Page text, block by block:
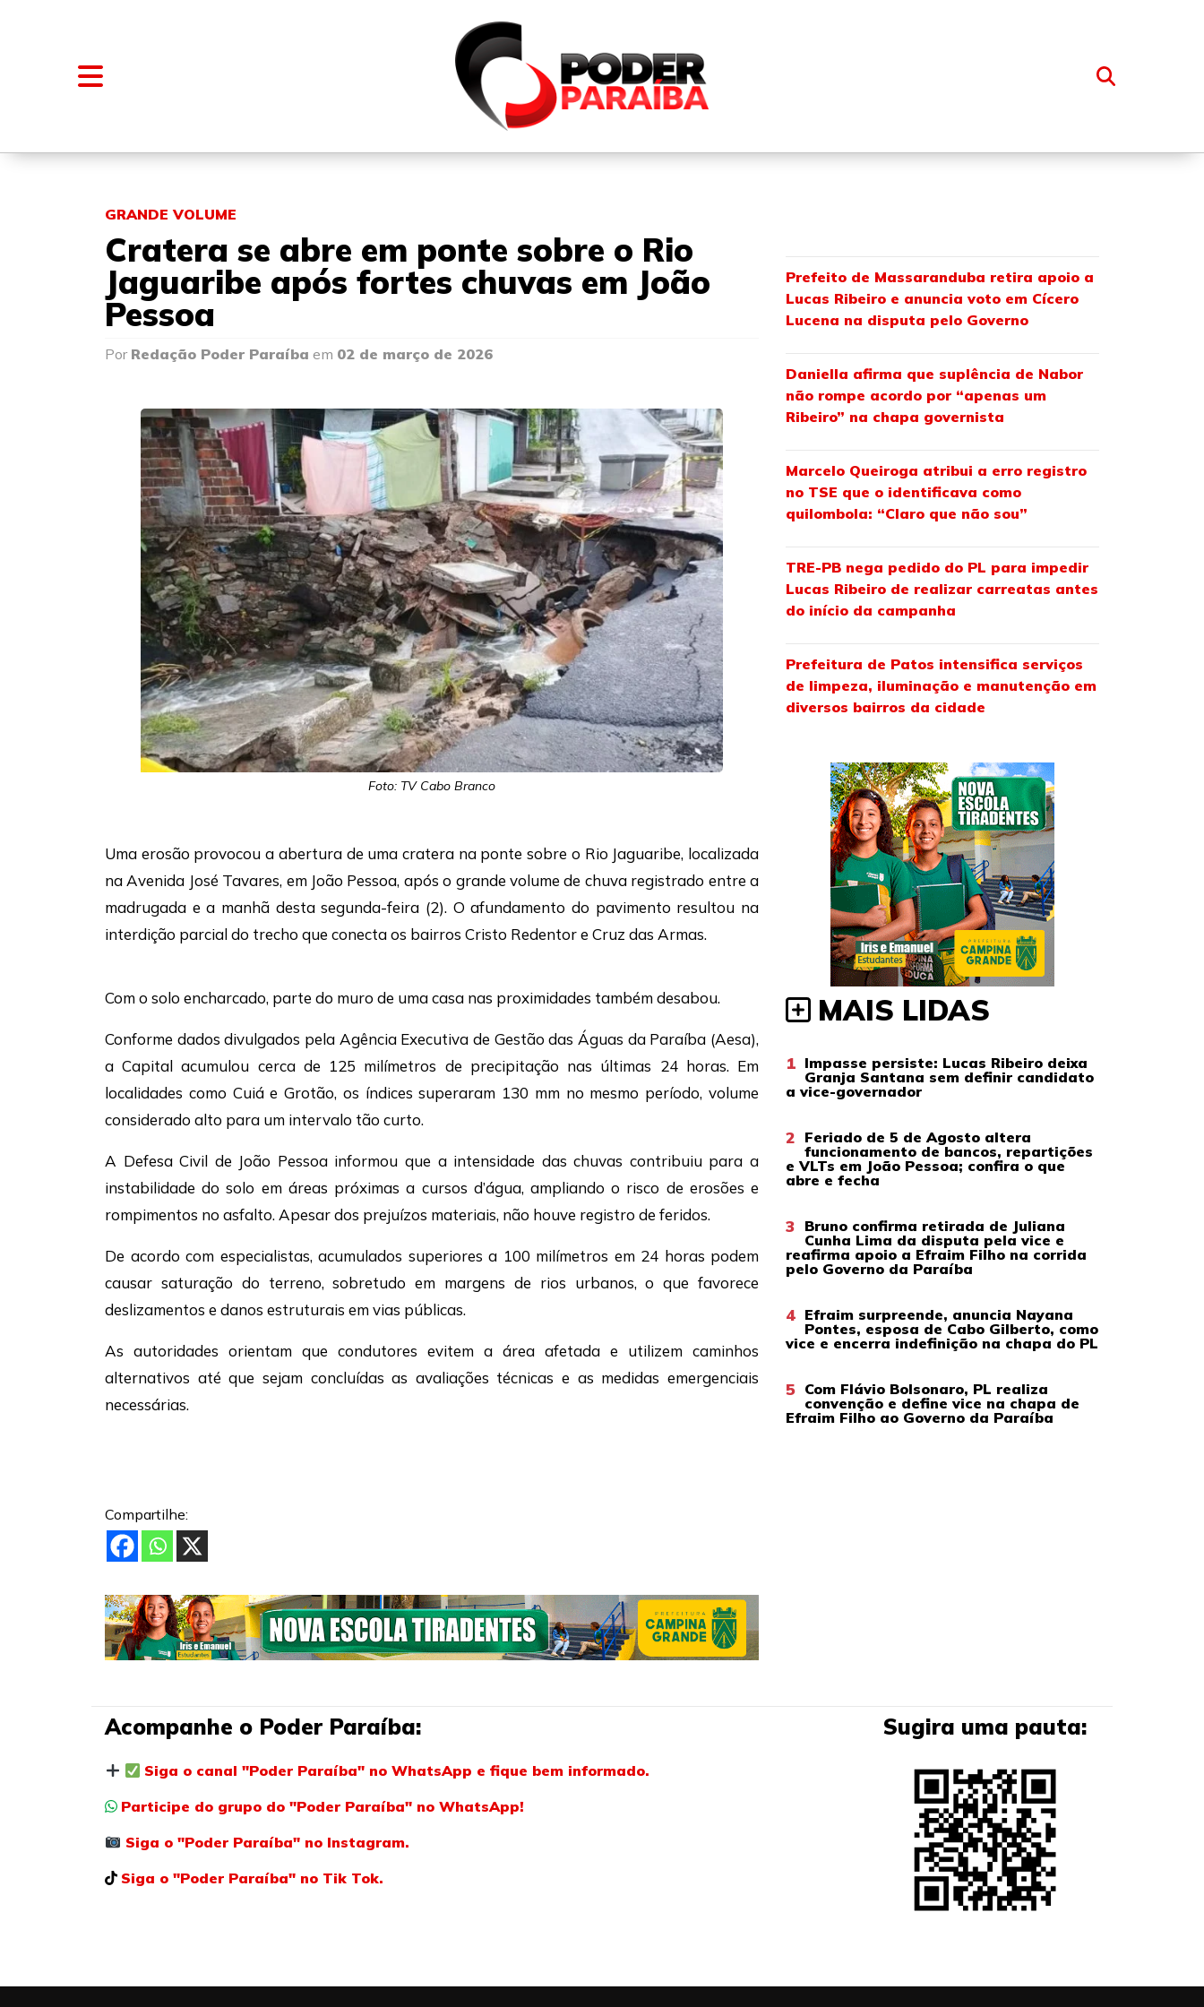
FALE CONOSCO
GRANDE VOLUME
Cratera se abre em ponte sobre o Rio
Jaguaribe após fortes chuvas em João
Pessoa
Por Redação Poder Paraíba em 02 de março de 2026
Foto: TV Cabo Branco
Uma erosão provocou a abertura de uma cratera na ponte sobre o Rio Jaguaribe, localizada
na Avenida José Tavares, em João Pessoa, após o grande volume de chuva registrado entre a
madrugada e a manhã desta segunda-feira (2). O afundamento do pavimento resultou na
interdição parcial do trecho que conecta os bairros Cristo Redentor e Cruz das Armas.
Com o solo encharcado, parte do muro de uma casa nas proximidades também desabou.
Conforme dados divulgados pela Agência Executiva de Gestão das Águas da Paraíba (Aesa),
a Capital acumulou cerca de 125 milímetros de precipitação nas últimas 24 horas. Em
localidades como Cuiá e Grotão, os índices superaram 130 mm no mesmo período, volume
considerado alto para um intervalo tão curto.
A Defesa Civil de João Pessoa informou que a intensidade das chuvas contribuiu para a
instabilidade do solo em áreas próximas a cursos d’água, ampliando o risco de erosões e
rompimentos no asfalto. Apesar dos prejuízos materiais, não houve registro de feridos.
De acordo com especialistas, acumulados superiores a 100 milímetros em 24 horas podem
causar saturação do terreno, sobretudo em margens de rios urbanos, o que favorece
deslizamentos e danos estruturais em vias públicas.
As autoridades orientam que condutores evitem a área afetada e utilizem caminhos
alternativos até que sejam concluídas as avaliações técnicas e as medidas emergenciais
necessárias.
Compartilhe:
Prefeito de Massaranduba retira apoio a
Lucas Ribeiro e anuncia voto em Cícero
Lucena na disputa pelo Governo
Daniella afirma que suplência de Nabor
não rompe acordo por “apenas um
Ribeiro” na chapa governista
Marcelo Queiroga atribui a erro registro
no TSE que o identificava como
quilombola: “Claro que não sou”
TRE-PB nega pedido do PL para impedir
Lucas Ribeiro de realizar carreatas antes
do início da campanha
Prefeitura de Patos intensifica serviços
de limpeza, iluminação e manutenção em
diversos bairros da cidade
MAIS LIDAS
1 Impasse persiste: Lucas Ribeiro deixa
Granja Santana sem definir candidato
a vice-governador
2 Feriado de 5 de Agosto altera
funcionamento de bancos, repartições
e VLTs em João Pessoa; confira o que
abre e fecha
3 Bruno confirma retirada de Juliana
Cunha Lima da disputa pela vice e
reafirma apoio a Efraim Filho na corrida
pelo Governo da Paraíba
4 Efraim surpreende, anuncia Nayana
Pontes, esposa de Cabo Gilberto, como
vice e encerra indefinição na chapa do PL
5 Com Flávio Bolsonaro, PL realiza
convenção e define vice na chapa de
Efraim Filho ao Governo da Paraíba
Acompanhe o Poder Paraíba:
Siga o canal "Poder Paraíba" no WhatsApp e fique bem informado.
Participe do grupo do "Poder Paraíba" no WhatsApp!
Siga o "Poder Paraíba" no Instagram.
Siga o "Poder Paraíba" no Tik Tok.
Sugira uma pauta: